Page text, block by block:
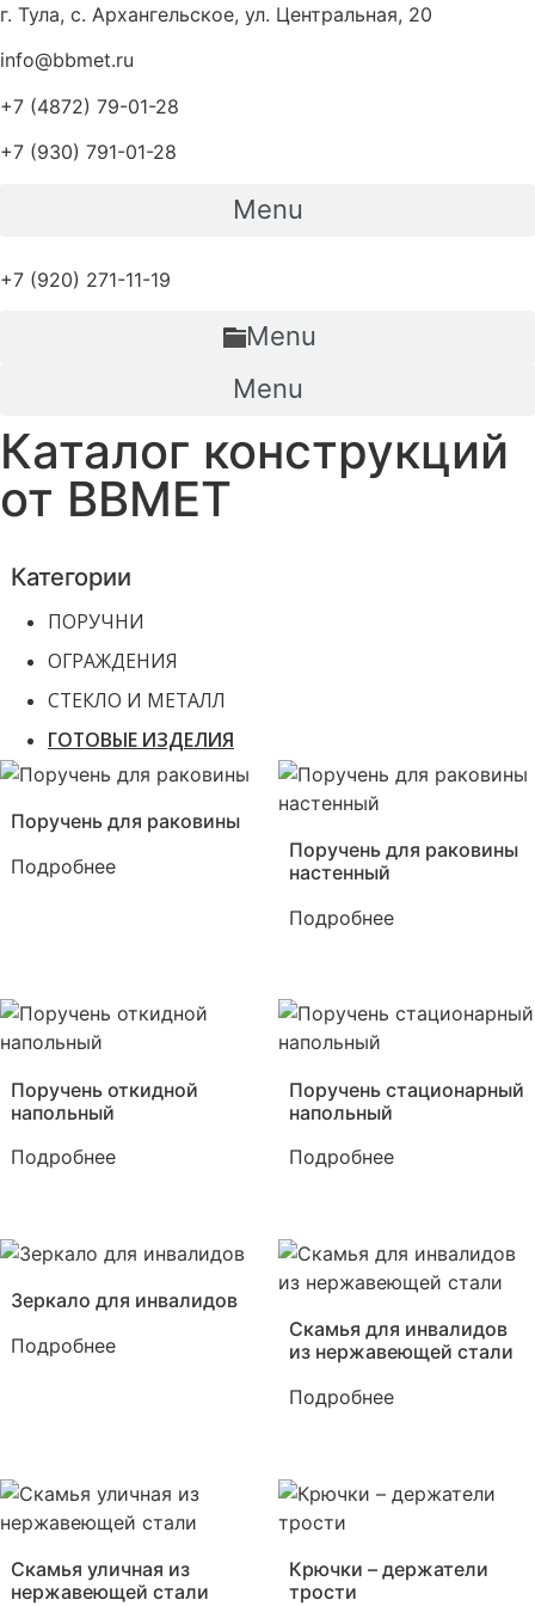
Перейти
содержимому
г. Тула, с. Архангельское, ул. Центральная, 20
info@bbmet.ru
+7 (4872) 79-01-28
+7 (930) 791-01-28
Menu
+7 (920) 271-11-19
Menu
Menu
Каталог конструкций
от ВВМЕТ
Категории
ПОРУЧНИ
ОГРАЖДЕНИЯ
СТЕКЛО И МЕТАЛЛ
ГОТОВЫЕ ИЗДЕЛИЯ
Поручень для раковины
Подробнее
Поручень для раковины
настенный
Подробнее
Поручень откидной
напольный
Подробнее
Поручень стационарный
напольный
Подробнее
Зеркало для инвалидов
Подробнее
Скамья для инвалидов
из нержавеющей стали
Подробнее
Скамья уличная из
нержавеющей стали
Крючки – держатели
трости